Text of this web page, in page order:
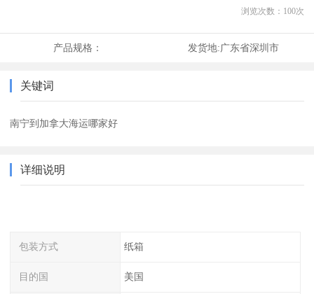
浏览次数： 100次
产品规格： 发货地:广东省深圳市
关键词
南宁到加拿大海运哪家好
详细说明
包装方式 纸箱
目的国 美国